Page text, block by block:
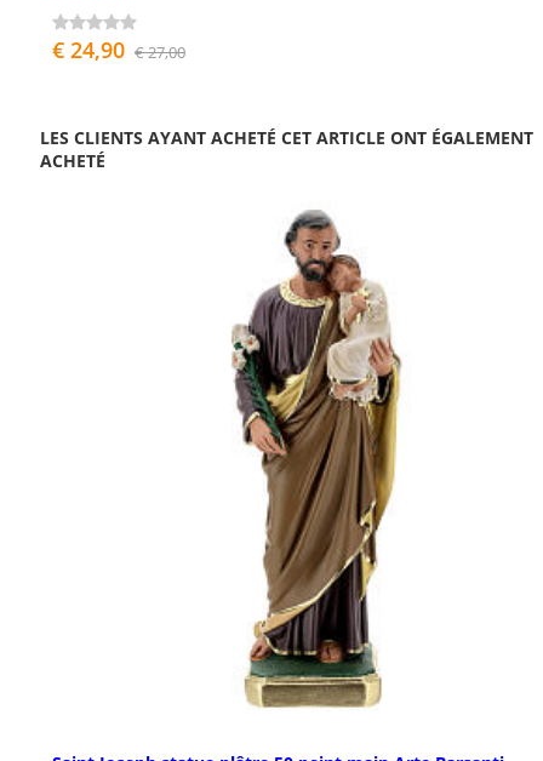
€ 24,90 € 27,00
LES CLIENTS AYANT ACHETÉ CET ARTICLE ONT ÉGALEMENT
ACHETÉ